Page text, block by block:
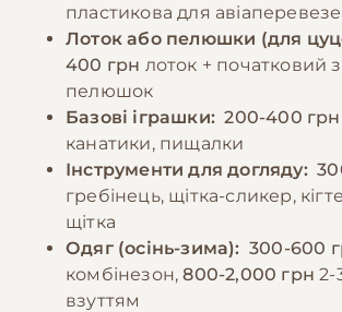
пластикова для
Лоток або пелюшки (для
400 грн лоток + початковий
пелюшок
Базові іграшки: 200-400 грн
канатики, пищалки
Інструменти для догляду:
гребінець, щітка-сликер,
щітка
Одяг (осінь-зима): 300-600
комбінезон,800-2,000 грн 2-
взуттям